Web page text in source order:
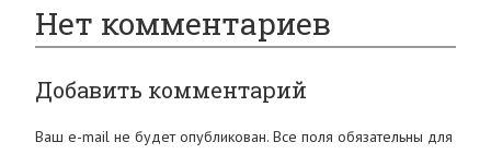
Нет комментариев
Добавить комментарий
Ваш e-mail не будет опубликован. Все поля обязательны для